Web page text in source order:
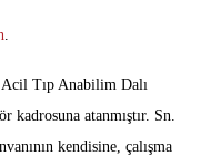
Tıp Anabilim Dalı
atanmıştır. Sn.
kendisine, çalışma